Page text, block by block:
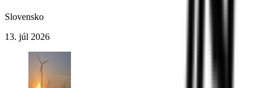
Slovensko
13. júl 2026